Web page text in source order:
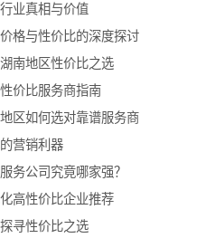
业真相与价值
格与性价比的深度探讨
南地区性价比之选
价比服务商指南
区如何选对靠谱服务商
营销利器
务公司究竟哪家强？
高性价比企业推荐
寻性价比之选